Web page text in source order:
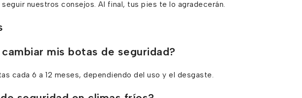
nuestros consejos. Al final, tus pies te lo agradecerán.
mis botas de seguridad?
cada 6 a 12 meses, dependiendo del uso y el desgaste.